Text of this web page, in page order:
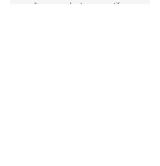
una línea que destaca por utilizar